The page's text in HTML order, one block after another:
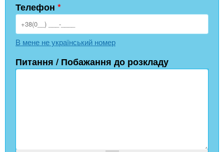
Телефон *
В мене не український номер
Питання / Побажання до розкладу